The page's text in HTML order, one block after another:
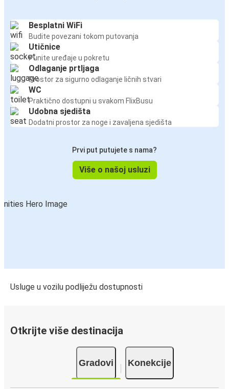
Besplatni WiFi
Budite povezani tokom putovanja
Utičnice
Punite uređaje u pokretu
Odlaganje prtljaga
Prostor za sigurno odlaganje ličnih stvari
WC
Praktično dostupni u svakom FlixBusu
Udobna sjedišta
Dodatni prostor za noge i zavaljena sjedišta
Prvi put putujete s nama?
Više o našoj usluzi
Usluge u vozilu podliježu dostupnosti
Otkrijte više destinacija
Gradovi Konekcije